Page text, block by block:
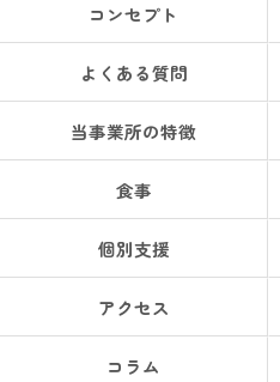
コンセプト
よくある質問
当事業所の特徴
食事
個別支援
アクセス
コラム